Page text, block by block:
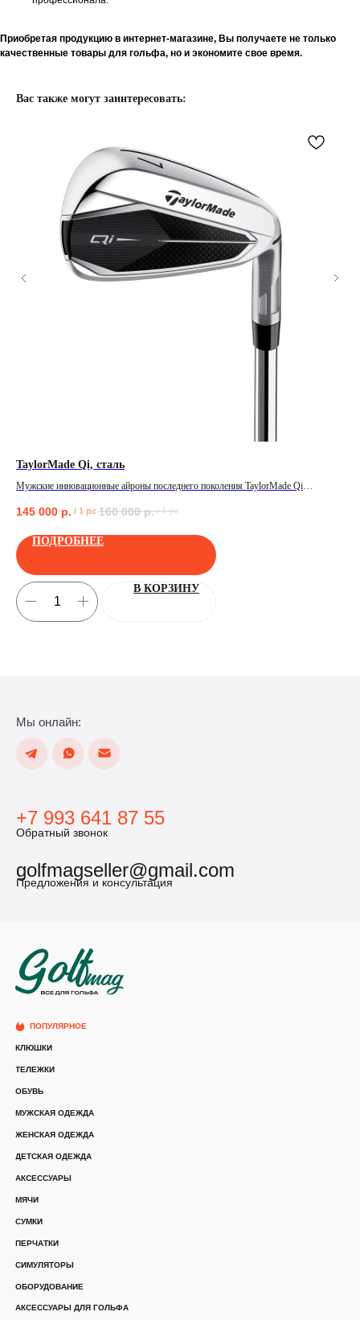
Приобретая продукцию в интернет-магазине, Вы получаете не только
качественные товары для гольфа, но и экономите свое время.
Вас также могут заинтересовать:
TaylorMade Qi, сталь
Мужские инновационные айроны последнего поколения TaylorMade Qi
145 000 р. / 1 pc 160 000 р. / 1 pc
ПОДРОБНЕЕ
В КОРЗИНУ
+7 993 641 87 55
Обратный звонок
golfmagseller@gmail.com
Предложения и консультация
Мы онлайн:
КЛЮШКИ
СУМКИ
ОБУВЬ
ПЕРЧАТКИ
ТЕЛЕЖКИ
АКСЕССУАРЫ ДЛЯ ГОЛЬФА
МЯЧИ
СИМУЛЯТОРЫ
ОБОРУДОВАНИЕ
МУЖСКАЯ ОДЕЖДА
ЖЕНСКАЯ ОДЕЖДА
ДЕТСКАЯ ОДЕЖДА
АКСЕССУАРЫ
ПОПУЛЯРНОЕ